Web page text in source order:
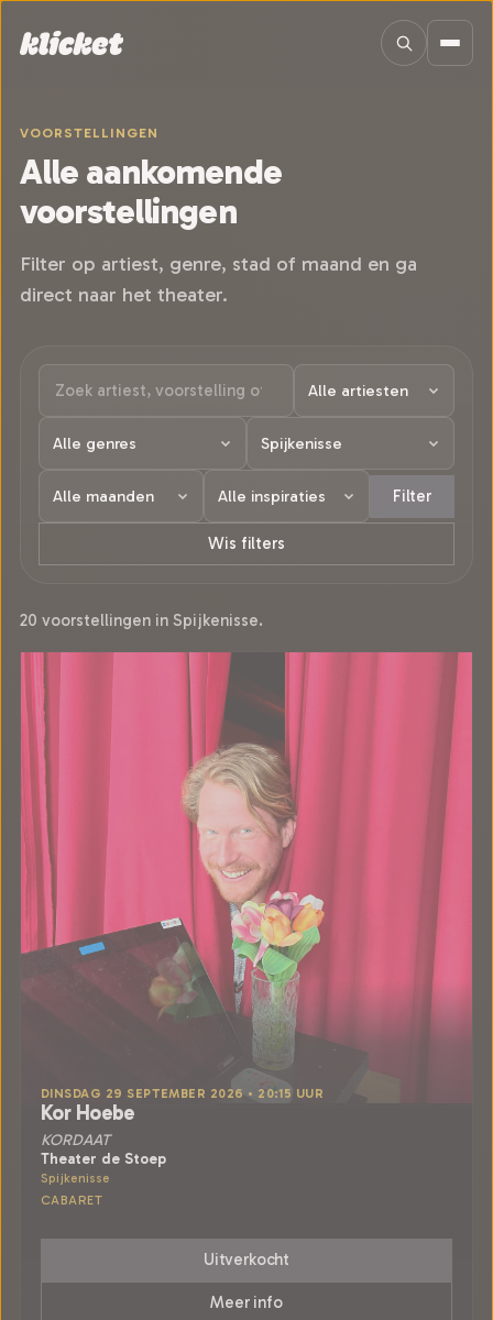
VOORSTELLINGEN
Alle aankomende
voorstellingen
Filter op artiest, genre, stad of maand en ga
direct naar het theater.
Filter
Wis filters
20 voorstellingen in Spijkenisse.
DINSDAG 29 SEPTEMBER 2026 • 20:15 UUR
Kor Hoebe
KORDAAT
Theater de Stoep
Spijkenisse
CABARET
Uitverkocht
Meer info